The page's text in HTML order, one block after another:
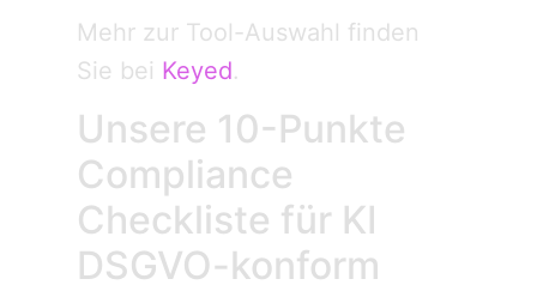
Mehr zur Tool-Auswahl finden
Sie bei Keyed.
Unsere 10-Punkte
Compliance
Checkliste für KI
DSGVO-konform